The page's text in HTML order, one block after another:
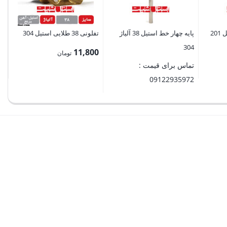
پایه چهار خط استیل 38 آلیاژ
304
تماس برای قیمت :
09122935972
تفلونی 38 طلایی استیل 304
11,800 تومان